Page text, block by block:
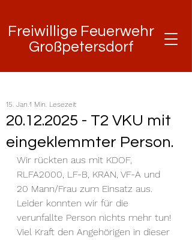
Freiwillige Feuerwehr
Großpetersdorf
Freiwillige Feuerwehr
Großpetersdorf
20.12.2025 - T2 VKU mit
eingeklemmter Person.
15. Jan.1 Min. Lesezeit
Wir rückten aus mit KDOF,
RLFA2000, LF-B, KRAN, VF-A und
20 Mann/Frau zum Einsatz aus.
Leider konnten wir für die
verunfallte Person nichts mehr tun!
Viel Kraft den Angehörigen in dieser